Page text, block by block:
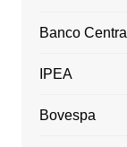
Banco Central
IPEA
Bovespa